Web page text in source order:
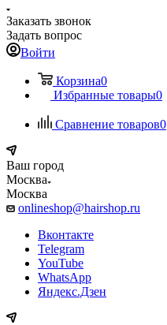
Заказать звонок
Задать вопрос
Войти
Корзина0
Избранные товары0
Сравнение товаров0
Ваш город
Москва
Москва
onlineshop@hairshop.ru
Вконтакте
Telegram
YouTube
WhatsApp
Яндекс.Дзен